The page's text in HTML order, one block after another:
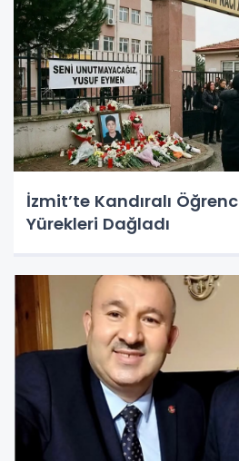
İzmit’te Kandıralı
Yürekleri Dağladı